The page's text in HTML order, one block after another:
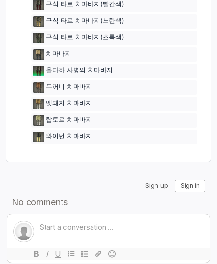
구식 타르 치마바지(빨간색)
구식 타르 치마바지(노란색)
구식 타르 치마바지(초록색)
치마바지
울다하 사병의 치마바지
두꺼비 치마바지
멧돼지 치마바지
랍토르 치마바지
와이번 치마바지